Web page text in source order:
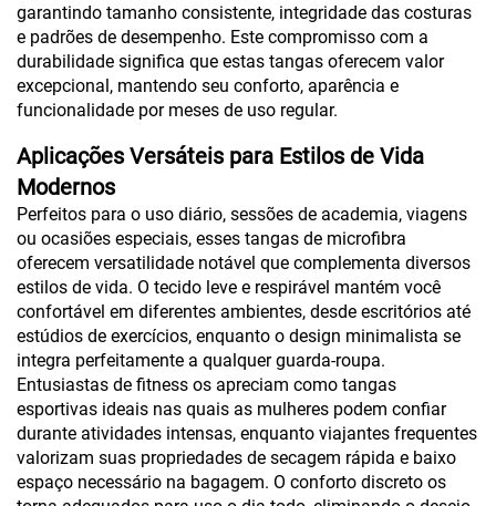
garantindo tamanho consistente, integridade das costuras
e padrões de desempenho. Este compromisso com a
durabilidade significa que estas tangas oferecem valor
excepcional, mantendo seu conforto, aparência e
funcionalidade por meses de uso regular.
Aplicações Versáteis para Estilos de Vida
Modernos
Perfeitos para o uso diário, sessões de academia, viagens
ou ocasiões especiais, esses tangas de microfibra
oferecem versatilidade notável que complementa diversos
estilos de vida. O tecido leve e respirável mantém você
confortável em diferentes ambientes, desde escritórios até
estúdios de exercícios, enquanto o design minimalista se
integra perfeitamente a qualquer guarda-roupa.
Entusiastas de fitness os apreciam como tangas
esportivas ideais nas quais as mulheres podem confiar
durante atividades intensas, enquanto viajantes frequentes
valorizam suas propriedades de secagem rápida e baixo
espaço necessário na bagagem. O conforto discreto os